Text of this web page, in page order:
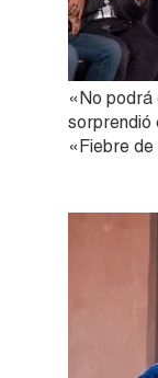
«No podrá
sorprendió
«Fiebre de